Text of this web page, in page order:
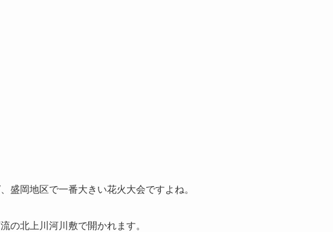
盛岡地区で一番大きい花火大会ですよね。
の北上川河川敷で開かれます。